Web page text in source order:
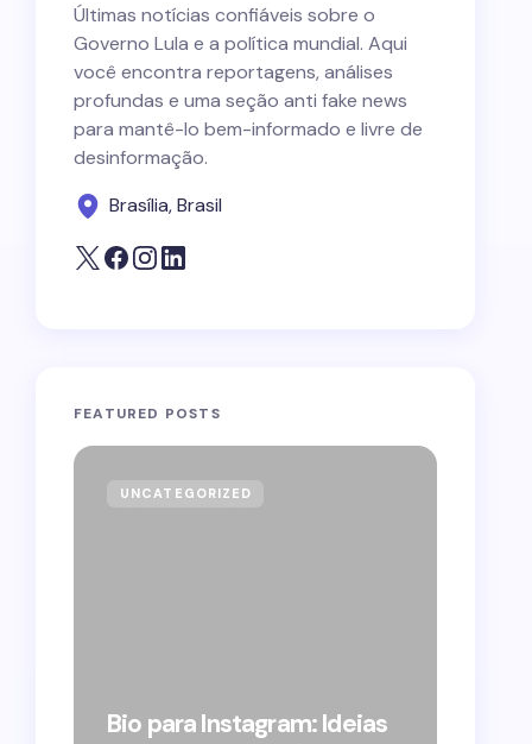
Últimas notícias confiáveis sobre o
Governo Lula e a política mundial. Aqui
você encontra reportagens, análises
profundas e uma seção anti fake news
para mantê-lo bem-informado e livre de
desinformação.
Brasília, Brasil
FEATURED POSTS
UNCATEGORIZED
Bio para Instagram: Ideias